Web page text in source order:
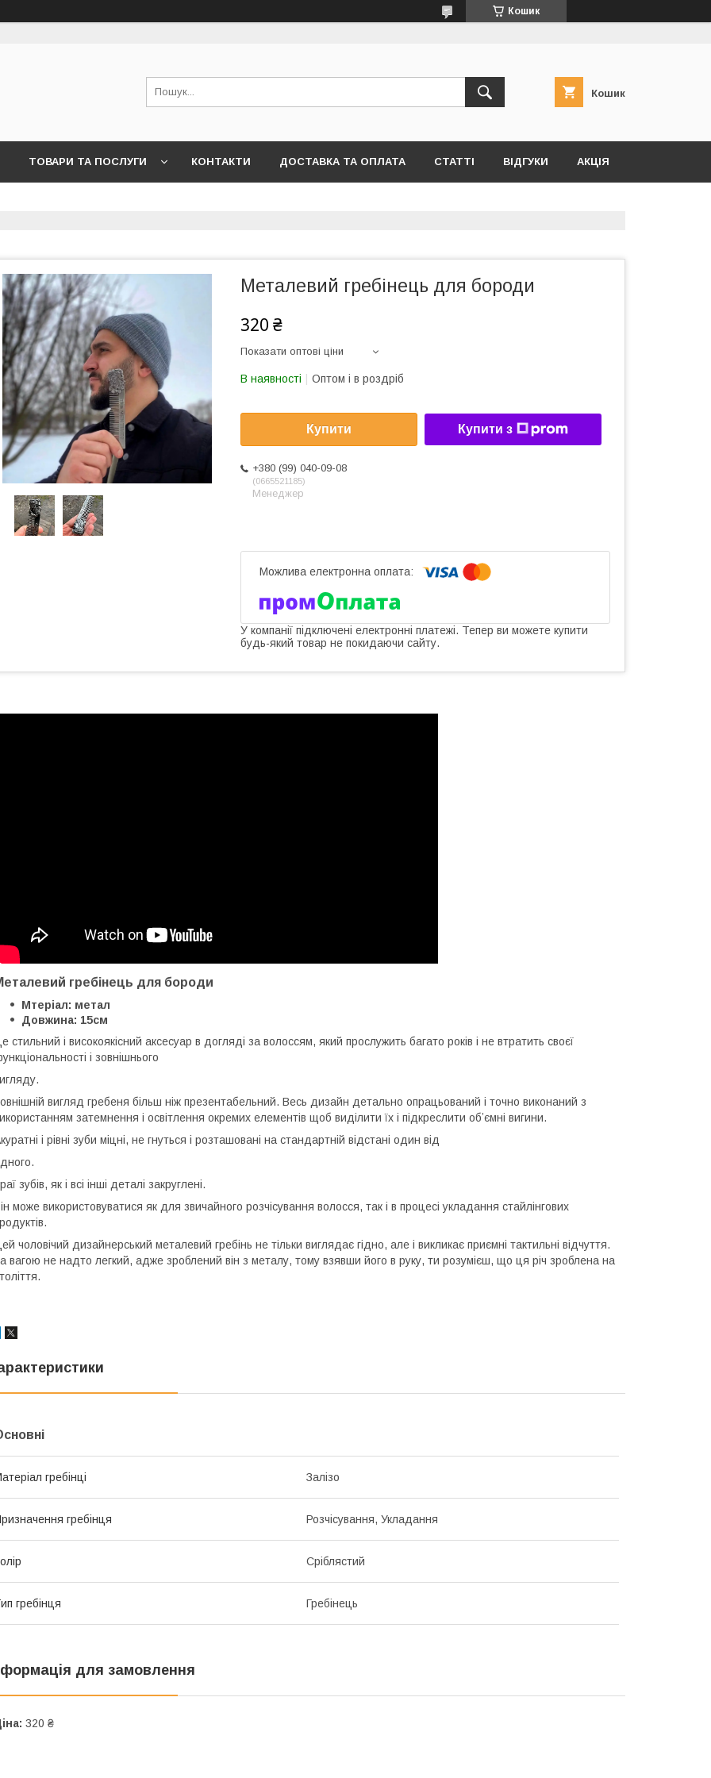
Кошик
Кошик
ТОВАРИ ТА ПОСЛУГИ КОНТАКТИ ДОСТАВКА ТА ОПЛАТА СТАТТІ ВІДГУКИ АКЦІЯ
Металевий гребінець для бороди
320 ₴
Показати оптові ціни
В наявності Оптом і в роздріб
Купити Купити з
+380 (99) 040-09-08
0665521185
Менеджер
У компанії підключені електронні платежі. Тепер ви можете купити
будь-який товар не покидаючи сайту.
гребінець для бороди
Мтеріал: метал
Довжина: 15см
стильний і високоякісний аксесуар в догляді за волоссям, який прослужить багато років і не втратить своєї
і зовнішнього
вигляд гребеня більш ніж презентабельний. Весь дизайн детально опрацьований і точно виконаний з
затемнення і освітлення окремих елементів щоб виділити їх і підкреслити обʼємні вигини.
і рівні зуби міцні, не гнуться і розташовані на стандартній відстані один від
зубів, як і всі інші деталі закруглені.
може використовуватися як для звичайного розчісування волосся, так і в процесі укладання стайлінгових
чоловічий дизайнерський металевий гребінь не тільки виглядає гідно, але і викликає приємні тактильні відчуття.
вагою не надто легкий, адже зроблений він з металу, тому взявши його в руку, ти розумієш, що ця річ зроблена на
гребінці Залізо
гребінця Розчісування, Укладання
Сріблястий
гребінця Гребінець
для замовлення
320 ₴